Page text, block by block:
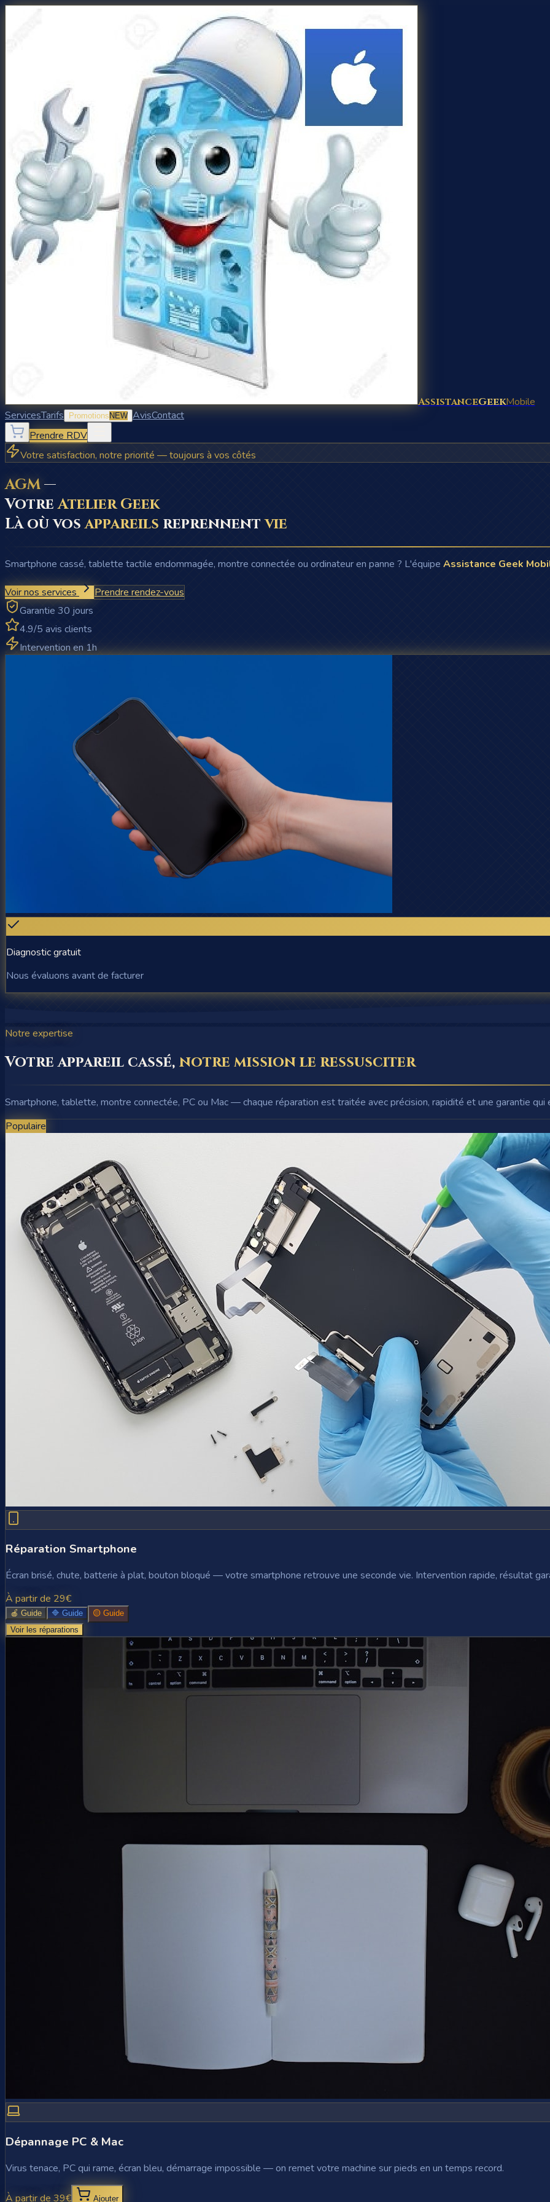
AssistanceGeekMobile
ServicesTarifs Promotions NEW AvisContact
Prendre RDV
Votre satisfaction, notre priorité — toujours à vos côtés
AGM—
VotreAtelier Geek
Là où vos appareils reprennent vie
Smartphone cassé, tablette tactile endommagée, montre connectée ou ordinateur en panne ? L'équipe Assistance Geek
Voir nos services
Prendre rendez-vous
Garantie 30 jours
4.9/5 avis clients
Intervention en 1h
Diagnostic gratuit
Nous évaluons avant de facturer
Notre expertise
Votre appareil cassé, notre mission le ressusciter
Smartphone, tablette, montre connectée, PC ou Mac — chaque réparation est traitée avec précision, rapidité et une garantie qui
Populaire
Réparation Smartphone
Écran brisé, chute, batterie à plat, bouton bloqué — votre smartphone retrouve une seconde vie. Intervention rapide, résultat
À partir de 29€
🍎 Guide 🔷 Guide
🟡 Guide
Voir les réparations
Dépannage PC & Mac
Virus tenace, PC qui rame, écran bleu, démarrage impossible — on remet votre machine sur pieds en un temps record.
À partir de 39€ Ajouter